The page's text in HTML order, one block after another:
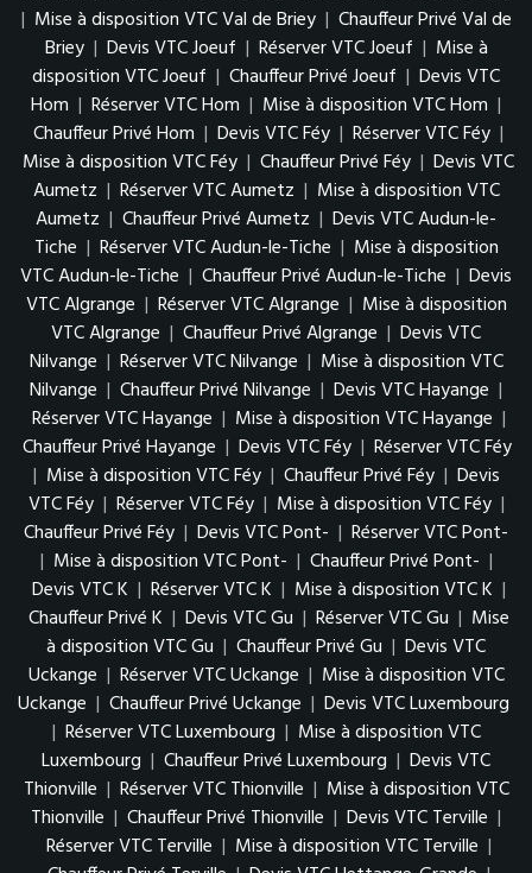
| Mise à disposition VTC Val de Briey | Chauffeur Privé Val de
Briey | Devis VTC Joeuf | Réserver VTC Joeuf | Mise à
disposition VTC Joeuf | Chauffeur Privé Joeuf | Devis VTC
Hom | Réserver VTC Hom | Mise à disposition VTC Hom |
Chauffeur Privé Hom | Devis VTC Féy | Réserver VTC Féy |
Mise à disposition VTC Féy | Chauffeur Privé Féy | Devis VTC
Aumetz | Réserver VTC Aumetz | Mise à disposition VTC
Aumetz | Chauffeur Privé Aumetz | Devis VTC Audun-le-
Tiche | Réserver VTC Audun-le-Tiche | Mise à disposition
VTC Audun-le-Tiche | Chauffeur Privé Audun-le-Tiche | Devis
VTC Algrange | Réserver VTC Algrange | Mise à disposition
VTC Algrange | Chauffeur Privé Algrange | Devis VTC
Nilvange | Réserver VTC Nilvange | Mise à disposition VTC
Nilvange | Chauffeur Privé Nilvange | Devis VTC Hayange |
Réserver VTC Hayange | Mise à disposition VTC Hayange |
Chauffeur Privé Hayange | Devis VTC Féy | Réserver VTC Féy
| Mise à disposition VTC Féy | Chauffeur Privé Féy | Devis
VTC Féy | Réserver VTC Féy | Mise à disposition VTC Féy |
Chauffeur Privé Féy | Devis VTC Pont- | Réserver VTC Pont-
| Mise à disposition VTC Pont- | Chauffeur Privé Pont- |
Devis VTC K | Réserver VTC K | Mise à disposition VTC K |
Chauffeur Privé K | Devis VTC Gu | Réserver VTC Gu | Mise
à disposition VTC Gu | Chauffeur Privé Gu | Devis VTC
Uckange | Réserver VTC Uckange | Mise à disposition VTC
Uckange | Chauffeur Privé Uckange | Devis VTC Luxembourg
| Réserver VTC Luxembourg | Mise à disposition VTC
Luxembourg | Chauffeur Privé Luxembourg | Devis VTC
Thionville | Réserver VTC Thionville | Mise à disposition VTC
Thionville | Chauffeur Privé Thionville | Devis VTC Terville |
Réserver VTC Terville | Mise à disposition VTC Terville |